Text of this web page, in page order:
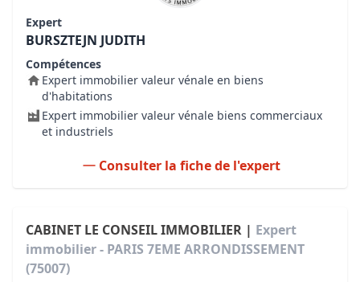
Expert
BURSZTEJN JUDITH
Compétences
Expert immobilier valeur vénale en biens
d'habitations
Expert immobilier valeur vénale biens commerciaux
et industriels
Consulter la fiche de l'expert
CABINET LE CONSEIL IMMOBILIER | Expert
immobilier - PARIS 7EME ARRONDISSEMENT
(75007)